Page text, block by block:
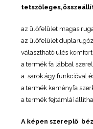
az ülőfelület magas
az ülőfelület
választható ülés
a termék fa lábbal
a sarok ágy funkcióval
a termék keményfa
a termék fejtámláí
A képen szereplő